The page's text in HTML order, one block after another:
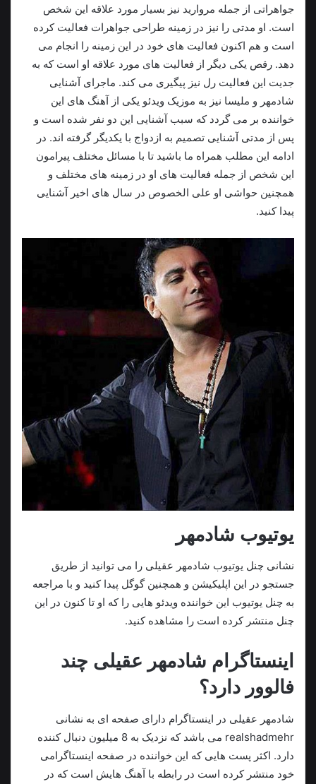
جواهراتی از جمله مروارید نیز بسیار مورد علاقه این شخص
است. او مدتی را نیز در زمینه طراحی جواهرات فعالیت کرده
است و هم اکنون فعالیت های خود در این زمینه را انجام می
دهد. رقص یکی دیگر از فعالیت های مورد علاقه او است که به
جدیت این فعالیت رل نیز پیگیری می کند. ماجرای آشنایی
شادمهر و ملیسا نیز به موزیک ویدئو یکی از آهنگ های این
خواننده بر می گردد که سبب آشنایی این دو نفر شده است و
پس از مدتی آشنایی تصميم به ازدواج با یکدیگر گرفته اند. در
ادامه این مطلب همراه ما باشید تا با مسائل مختلف پیرامون
این شخص از جمله فعالیت های او در زمینه های مختلف و
همچنین حواشی او علی الخصوص در سال های اخیر آشنایی
پیدا کنید.
یوتیوب شادمهر
نشانی چنل یوتیوب شادمهر عقیلی را می توانید از طریق
جستجو در این اپلیکیشن و همچنین گوگل پيدا کنيد و با مراجعه
به چنل یوتیوب این خواننده ویدئو هایی را که او تا کنون در این
چنل منتشر کرده است را مشاهده کنید.
اینستاگرام شادمهر عقیلی چند
فالوور دارد؟
شادمهر عقیلی در اینستاگرام دارای صفحه ای به نشانی
realshadmehr می باشد که نزدیک به 8 میلیون دنبال کننده
دارد. اکثر پست هایی که این خواننده در صفحه اینستاگرامی
خود منتشر کرده است در رابطه با آهنگ هایش است که در